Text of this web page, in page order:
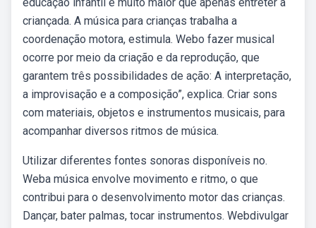
criançada. A música para crianças trabalha a
coordenação motora, estimula. Webo fazer musical
ocorre por meio da criação e da reprodução, que
garantem três possibilidades de ação: A interpretação,
a improvisação e a composição”, explica. Criar sons
com materiais, objetos e instrumentos musicais, para
acompanhar diversos ritmos de música.
Utilizar diferentes fontes sonoras disponíveis no.
Weba música envolve movimento e ritmo, o que
contribui para o desenvolvimento motor das crianças.
Dançar, bater palmas, tocar instrumentos. Webdivulgar